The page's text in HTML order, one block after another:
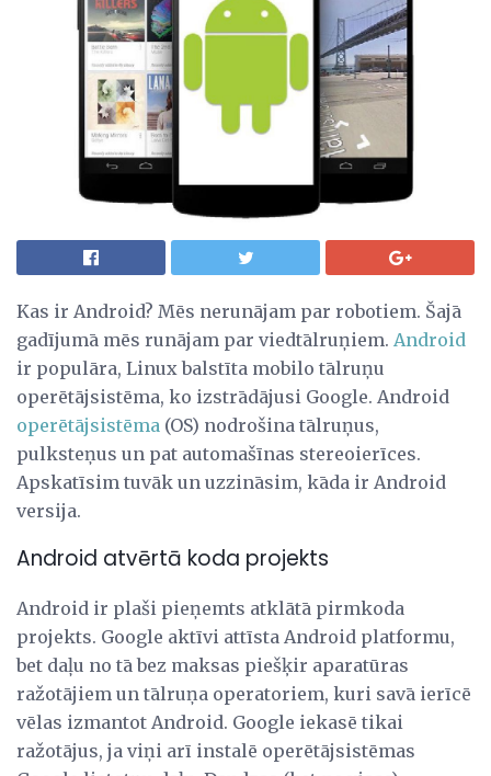
Kas ir Android? Mēs nerunājam par robotiem. Šajā
gadījumā mēs runājam par viedtālruņiem. Android
ir populāra, Linux balstīta mobilo tālruņu
operētājsistēma, ko izstrādājusi Google. Android
operētājsistēma (OS) nodrošina tālruņus,
pulksteņus un pat automašīnas stereoierīces.
Apskatīsim tuvāk un uzzināsim, kāda ir Android
versija.
Android atvērtā koda projekts
Android ir plaši pieņemts atklātā pirmkoda
projekts. Google aktīvi attīsta Android platformu,
bet daļu no tā bez maksas piešķir aparatūras
ražotājiem un tālruņa operatoriem, kuri savā ierīcē
vēlas izmantot Android. Google iekasē tikai
ražotājus, ja viņi arī instalē operētājsistēmas